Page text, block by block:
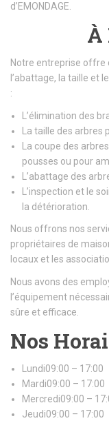
d’EMONDAGE.
À
Notre entreprise offre
l’abattage, la taille et
:
L’élimination des
La taille des arbres
La coupe des
pousses ou pour
L’abattage des
L’inspection et le
la détérioration.
Nous offrons nos
propriétaires de
locaux et les
Nous avons des
l’équipement
sûre et efficace.
Nos
Lundi09:00 – 17:00
Mardi09:00 – 17:00
Mercredi09:00 –
Jeudi09:00 – 17:00